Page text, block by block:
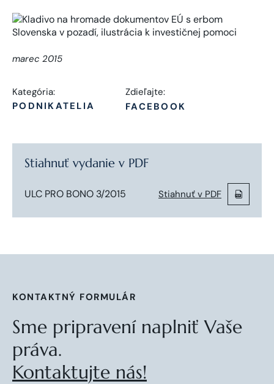
marec 2015
Kategória:
PODNIKATELIA
Zdieľajte:
FACEBOOK
Stiahnuť vydanie v PDF
ULC PRO BONO 3/2015 Stiahnuť v PDF
KONTAKTNÝ FORMULÁR
Sme pripravení naplniť Vaše
práva.
Kontaktujte nás!